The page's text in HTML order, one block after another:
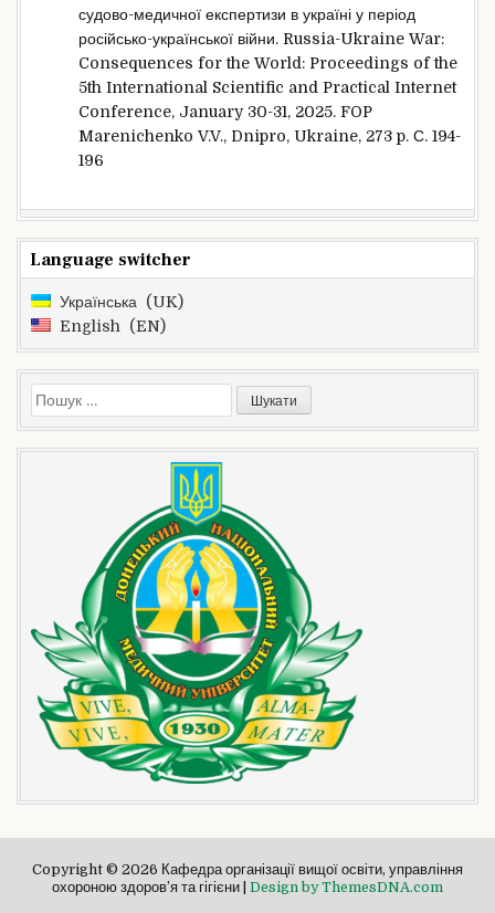
судово-медичної експертизи в україні у період
російсько-української війни. Russia-Ukraine War:
Consequences for the World: Proceedings of the
5th International Scientific and Practical Internet
Conference, January 30-31, 2025. FOP
Marenichenko V.V., Dnipro, Ukraine, 273 p. С. 194-
196
Language switcher
Українська
UK
English
EN
Пошук:
Copyright © 2026 Кафедра організації вищої освіти, управління
охороною здоров’я та гігієни | Design by ThemesDNA.com